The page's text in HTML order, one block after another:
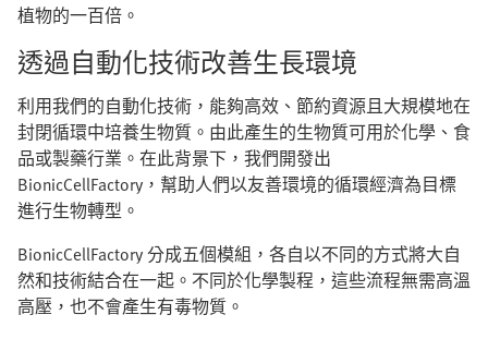
植物的一百倍。
透過自動化技術改善生長環境
利用我們的自動化技術，能夠高效、節約資源且大規模地在
封閉循環中培養生物質。由此產生的生物質可用於化學、食
品或製藥行業。在此背景下，我們開發出
BionicCellFactory，幫助人們以友善環境的循環經濟為目標
進行生物轉型。
BionicCellFactory 分成五個模組，各自以不同的方式將大自
然和技術結合在一起。不同於化學製程，這些流程無需高溫
高壓，也不會產生有毒物質。